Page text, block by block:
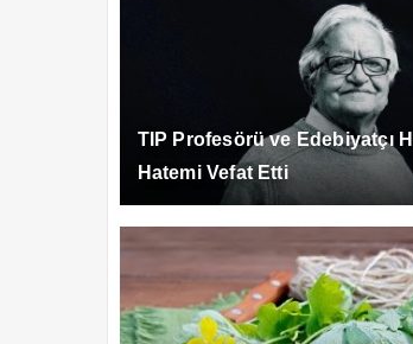
TIP Profesörü ve Edebiyatçı
Hatemi Vefat Etti